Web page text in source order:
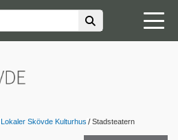
Lokaler Skövde Kulturhus Stadsteatern